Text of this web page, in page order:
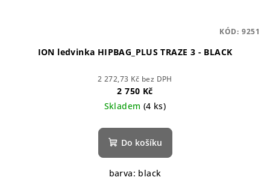
ION ledvinka HIPBAG_PLUS TRAZE 3 - BLACK
2 272,73 Kč bez DPH
2 750 Kč
Skladem (4 ks)
Do košíku
barva: black
KÓD: 9251